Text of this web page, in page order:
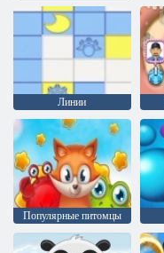
Линии
Популярные питомцы